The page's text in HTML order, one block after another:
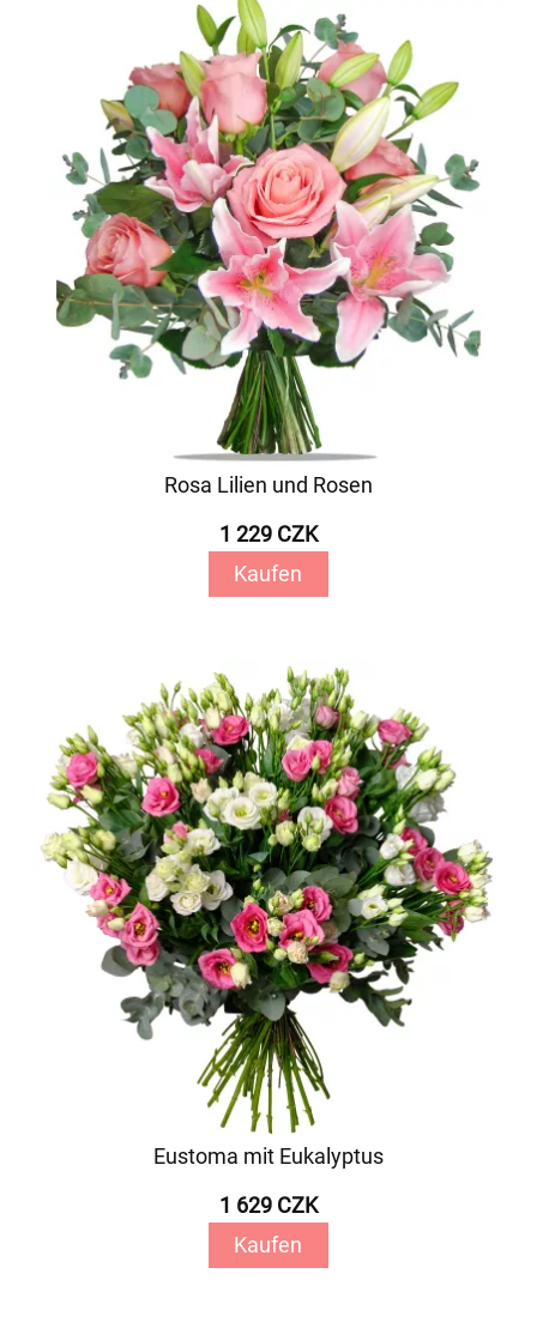
Rosa Lilien und Rosen
1 229 CZK
Kaufen
Eustoma mit Eukalyptus
1 629 CZK
Kaufen